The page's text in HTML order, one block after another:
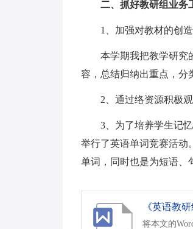
二、抓好教研组业务
1、加强对教材的创造
本学期我把教学研究
容，总结归纳出重点，分
2、通过络资源积极
3、为了培养学生记
举行了英语单词竞赛活动
单词，同时也是为短语、
《英语教
将本文的